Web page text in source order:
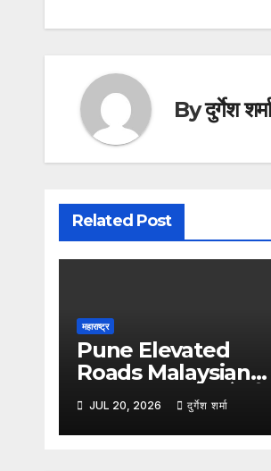
Byदुर्गेश शर्मा
Related Post
महाराष्ट्र
Pune Elevated
Roads Malaysian
Technology : पुणे की
एलिवेटेड सड़कों में होगी
मलेशियाई तकनीक का
JUL 20, 2026 दुर्गेश शर्मा